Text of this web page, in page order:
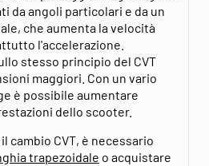
da angoli particolari e da un
che aumenta la velocità
l'accelerazione.
stesso principio del CVT
maggiori. Con un vario
è possibile aumentare
dello scooter.
cambio CVT, è necessario
trapezoidale o acquistare